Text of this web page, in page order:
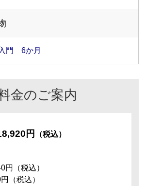
ード入門 6か月
金のご案内
円 （税込）
円（税込）
（税込）